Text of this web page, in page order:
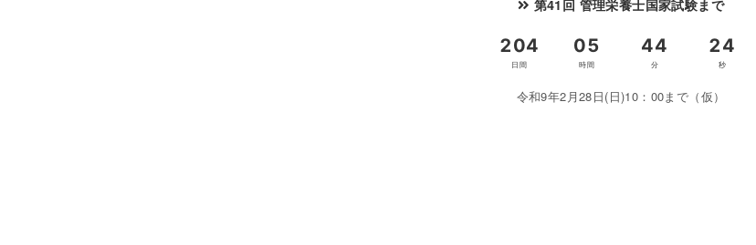
第41回 管理栄養士国家試験まで
令和9年2月28日(日)10：00まで（仮）